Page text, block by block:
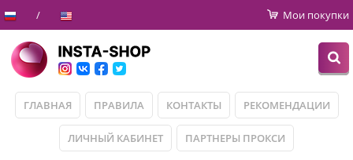
Мои покупки
ГЛАВНАЯ ПРАВИЛА КОНТАКТЫ РЕКОМЕНДАЦИИ
ЛИЧНЫЙ КАБИНЕТ ПАРТНЕРЫ ПРОКСИ